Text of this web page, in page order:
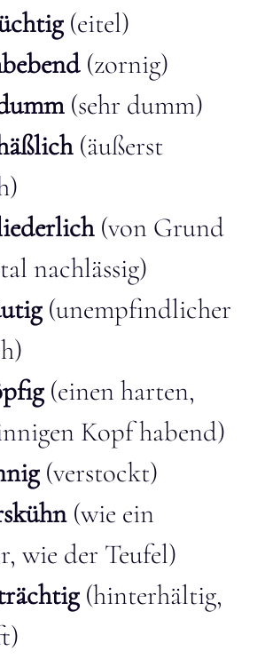
(eitel)
(zornig)
(sehr dumm)
(äußerst
(von Grund
nachlässig)
(unempfindlicher
(einen harten,
Kopf habend)
(verstockt)
(wie ein
wie der Teufel)
(hinterhältig,